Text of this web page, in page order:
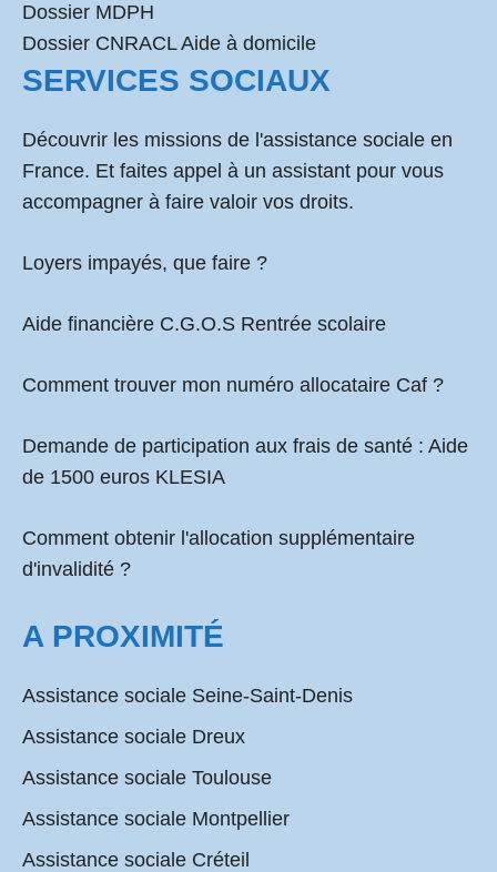
Dossier MDPH
Dossier CNRACL Aide à domicile
SERVICES SOCIAUX
Découvrir les missions de l'assistance sociale en
France. Et faites appel à un assistant pour vous
accompagner à faire valoir vos droits.
Loyers impayés, que faire ?
Aide financière C.G.O.S Rentrée scolaire
Comment trouver mon numéro allocataire Caf ?
Demande de participation aux frais de santé : Aide
de 1500 euros KLESIA
Comment obtenir l'allocation supplémentaire
d'invalidité ?
A PROXIMITÉ
Assistance sociale Seine-Saint-Denis
Assistance sociale Dreux
Assistance sociale Toulouse
Assistance sociale Montpellier
Assistance sociale Créteil